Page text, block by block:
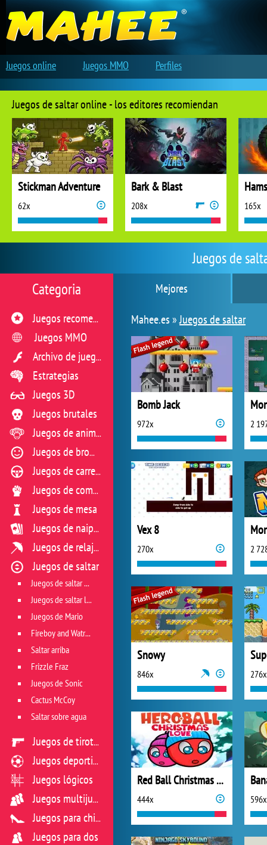
Juegos de
Mejores
Mahee.es »Juegos de saltar
Bomb Jack
972x 2
Vex 8
270x 2
Snowy
846x 276x
Red Ball Christmas Love
444x 596x
Categoria
Juegos recomendados
Juegos MMO
Archivo de juegos flash
Estrategias
Juegos 3D
Juegos brutales
Juegos de animales
Juegos de broma
Juegos de carreras
Juegos de combate
Juegos de mesa
Juegos de naipes
Juegos de relajación
Juegos de saltar
Juegos de saltar aventureros
Juegos de saltar lógicos
Juegos de Mario
Fireboy and Watrergirl
Saltar arriba
Frizzle Fraz
Juegos de Sonic
Cactus McCoy
Saltar sobre agua
Juegos de tiroteo
Juegos deportivos
Juegos lógicos
Juegos multijugador
Juegos para chicas
Juegos para dos
Juegos de saltar online - los editores recomiendan
Stickman Adventure
62x
Bark & Blast
208x 165x
Juegos online Juegos MMO Perfiles